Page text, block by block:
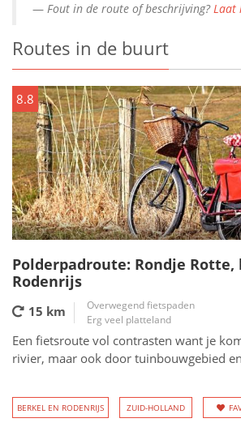
Fout in de route of beschrijving?Laat
Routes in de buurt
8.8
Polderpadroute: Rondje
Rodenrijs
15 km
Overwegend fietspaden
Erg veel platteland
Een fietsroute vol contrasten want je
rivier, maar ook door tuinbouwgebied
BERKEL EN RODENRIJS ZUID-HOLLAND